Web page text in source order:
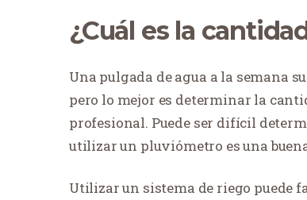
¿Cuál es la
Una pulgada de agua a la semana
pero lo mejor es determinar la
profesional. Puede ser difícil
utilizar un pluviómetro es una
Utilizar un sistema de riego puede